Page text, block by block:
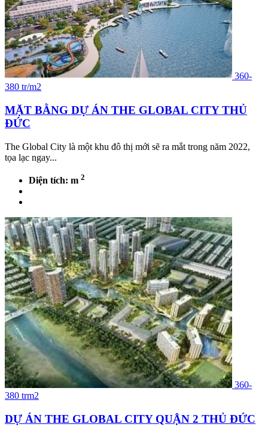
360-
380 tr/m2
MẶT BẰNG DỰ ÁN THE GLOBAL CITY THỦ
ĐỨC
The Global City là một khu đô thị mới sẽ ra mắt trong năm 2022,
tọa lạc ngay...
Diện tích: m 2
360-
380 trm2
DỰ ÁN THE GLOBAL CITY QUẬN 2 THỦ ĐỨC